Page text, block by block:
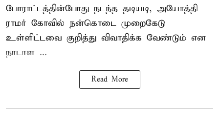
போராட்டத்தின்போது நடந்த தடியடி, அயோத்தி
ராமர் கோவில் நன்கொடை முறைகேடு
உள்ளிட்டவை குறித்து விவாதிக்க வேண்டும் என
நாடாள ...
Read More